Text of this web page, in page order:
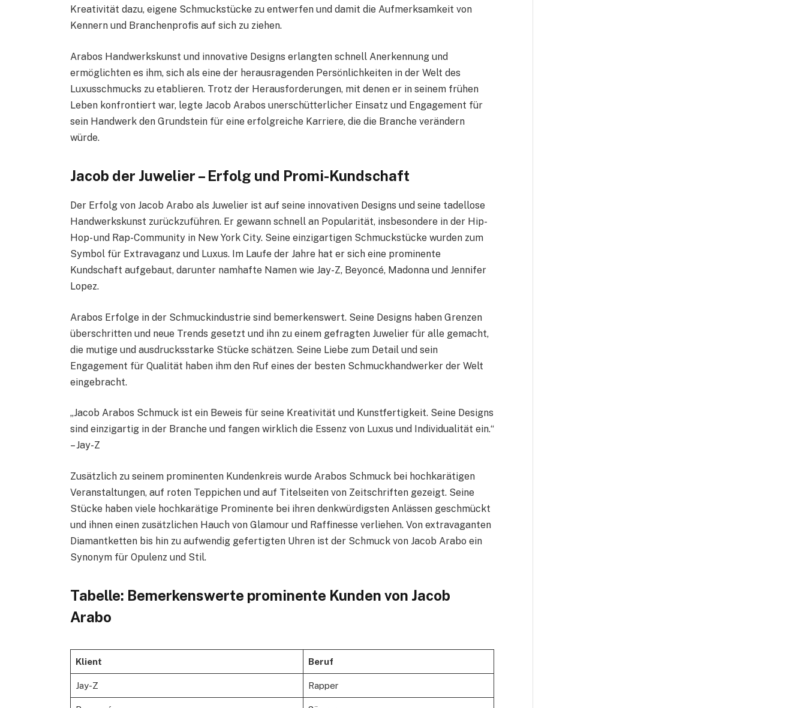
Kreativität dazu, eigene Schmuckstücke zu entwerfen und damit die Aufmerksamkeit von
Kennern und Branchenprofis auf sich zu ziehen.
Arabos Handwerkskunst und innovative Designs erlangten schnell Anerkennung und
ermöglichten es ihm, sich als eine der herausragenden Persönlichkeiten in der Welt des
Luxusschmucks zu etablieren. Trotz der Herausforderungen, mit denen er in seinem frühen
Leben konfrontiert war, legte Jacob Arabos unerschütterlicher Einsatz und Engagement für
sein Handwerk den Grundstein für eine erfolgreiche Karriere, die die Branche verändern
würde.
Jacob der Juwelier – Erfolg und Promi-Kundschaft
Der Erfolg von Jacob Arabo als Juwelier ist auf seine innovativen Designs und seine tadellose
Handwerkskunst zurückzuführen. Er gewann schnell an Popularität, insbesondere in der Hip-
Hop- und Rap-Community in New York City. Seine einzigartigen Schmuckstücke wurden zum
Symbol für Extravaganz und Luxus. Im Laufe der Jahre hat er sich eine prominente
Kundschaft aufgebaut, darunter namhafte Namen wie Jay-Z, Beyoncé, Madonna und Jennifer
Lopez.
Arabos Erfolge in der Schmuckindustrie sind bemerkenswert. Seine Designs haben Grenzen
überschritten und neue Trends gesetzt und ihn zu einem gefragten Juwelier für alle gemacht,
die mutige und ausdrucksstarke Stücke schätzen. Seine Liebe zum Detail und sein
Engagement für Qualität haben ihm den Ruf eines der besten Schmuckhandwerker der Welt
eingebracht.
„Jacob Arabos Schmuck ist ein Beweis für seine Kreativität und Kunstfertigkeit. Seine Designs
sind einzigartig in der Branche und fangen wirklich die Essenz von Luxus und Individualität ein.“
– Jay-Z
Zusätzlich zu seinem prominenten Kundenkreis wurde Arabos Schmuck bei hochkarätigen
Veranstaltungen, auf roten Teppichen und auf Titelseiten von Zeitschriften gezeigt. Seine
Stücke haben viele hochkarätige Prominente bei ihren denkwürdigsten Anlässen geschmückt
und ihnen einen zusätzlichen Hauch von Glamour und Raffinesse verliehen. Von extravaganten
Diamantketten bis hin zu aufwendig gefertigten Uhren ist der Schmuck von Jacob Arabo ein
Synonym für Opulenz und Stil.
Tabelle: Bemerkenswerte prominente Kunden von Jacob
Arabo
Klient Beruf
Jay-Z Rapper